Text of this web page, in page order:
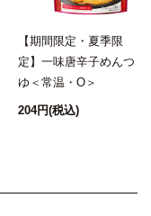
【期間限定・夏季限
定】一味唐辛子めんつ
ゆ＜常温・O＞
204円(税込)